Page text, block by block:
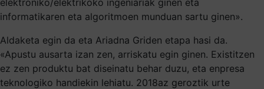
informatikaren eta algoritmoen munduan sartu ginen».
Aldaketa egin da eta Ariadna Griden etapa hasi da.
«Apustu ausarta izan zen, arriskatu egin ginen. Existitzen
ez zen produktu bat diseinatu behar duzu, eta enpresa
teknologiko handiekin lehiatu. 2018az geroztik urte